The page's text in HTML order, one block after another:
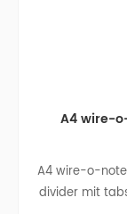
A4 wire-
A4 wire-o-
divider mit